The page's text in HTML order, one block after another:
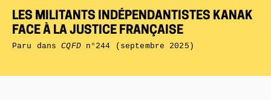
LES MILITANTS INDÉPENDANTISTES KANAK
FACE À LA JUSTICE FRANÇAISE
Paru dansCQFDn°244 (septembre 2025)